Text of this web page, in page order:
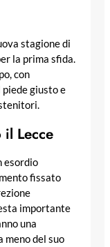
stagione di
la prima sfida.
con
giusto e
il Lecce
esordio
fissato
importante
una
meno del suo